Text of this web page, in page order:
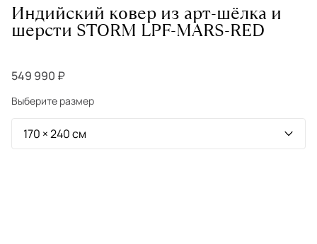
Индийский ковер из арт-шёлка и
шерсти STORM LPF-MARS-RED
549 990 ₽
Выберите размер